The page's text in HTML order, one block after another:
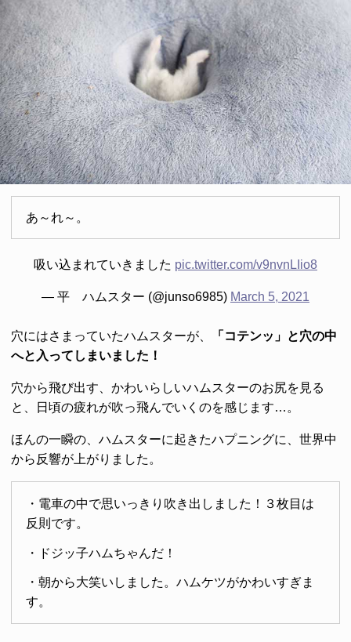
あ～れ～。
吸い込まれていきました pic.twitter.com/v9nvnLIio8
— 平 ハムスター (@junso6985) March 5, 2021
穴にはさまっていたハムスターが、
「コテンッ」と穴の中
へと入ってしまいました！
穴から飛び出す、かわいらしいハムスターのお尻を見る
と、日頃の疲れが吹っ飛んでいくのを感じます…。
ほんの一瞬の、ハムスターに起きたハプニングに、世界中
から反響が上がりました。
・電車の中で思いっきり吹き出しました！３枚目は
反則です。
・ドジッ子ハムちゃんだ！
・朝から大笑いしました。ハムケツがかわいすぎま
す。